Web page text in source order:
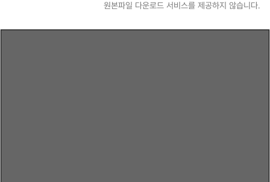
원본파일 다운로드 서비스를 제공하지 않습니다.